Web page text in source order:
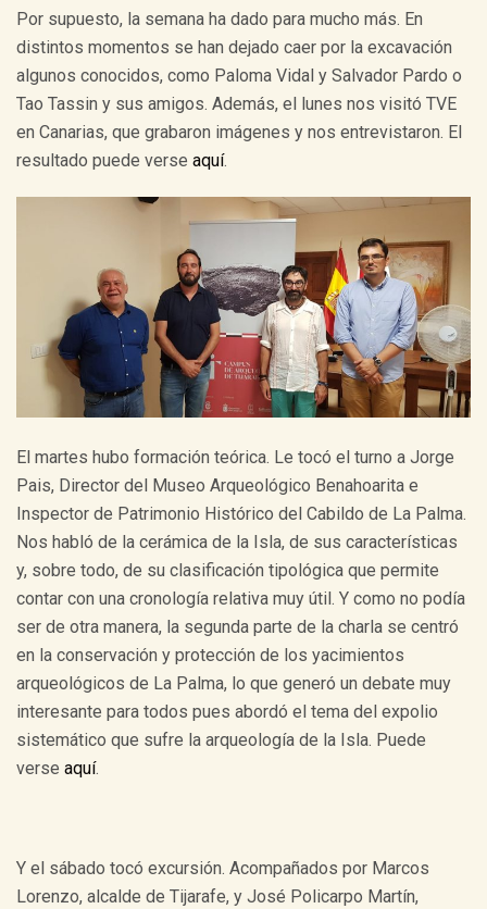
Por supuesto, la semana ha dado para mucho más. En
distintos momentos se han dejado caer por la excavación
algunos conocidos, como Paloma Vidal y Salvador Pardo o
Tao Tassin y sus amigos. Además, el lunes nos visitó TVE
en Canarias, que grabaron imágenes y nos entrevistaron. El
resultado puede verse aquí.
El martes hubo formación teórica. Le tocó el turno a Jorge
Pais, Director del Museo Arqueológico Benahoarita e
Inspector de Patrimonio Histórico del Cabildo de La Palma.
Nos habló de la cerámica de la Isla, de sus características
y, sobre todo, de su clasificación tipológica que permite
contar con una cronología relativa muy útil. Y como no podía
ser de otra manera, la segunda parte de la charla se centró
en la conservación y protección de los yacimientos
arqueológicos de La Palma, lo que generó un debate muy
interesante para todos pues abordó el tema del expolio
sistemático que sufre la arqueología de la Isla. Puede
verse aquí.
Y el sábado tocó excursión. Acompañados por Marcos
Lorenzo, alcalde de Tijarafe, y José Policarpo Martín,